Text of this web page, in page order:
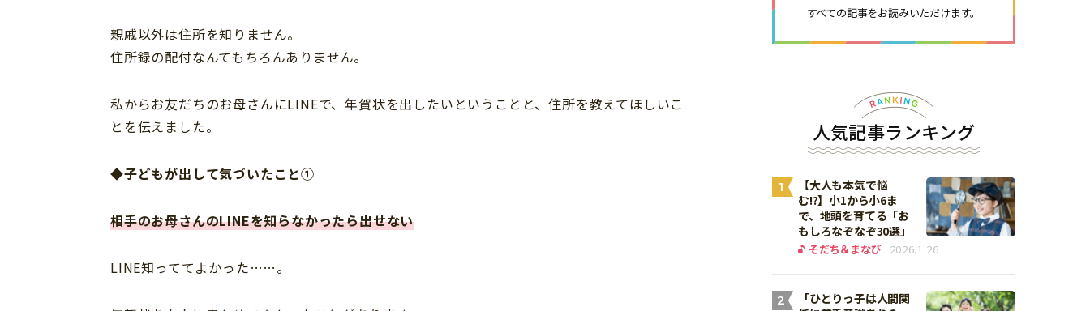
親戚以外は住所を知りません。
住所録の配付なんてもちろんありません。
私からお友だちのお母さんにLINEで、年賀状を出したいということと、住所を教えてほしいこ
とを伝えました。
◆子どもが出して気づいたこと①
相手のお母さんのLINEを知らなかったら出せない
LINE知っててよかった……。
すべての記事をお読みいただけます。
人気記事ランキング
1
【大人も本気で悩
む!?】小1から小6ま
で、地頭を育てる「お
もしろなぞなぞ30選」
そだち＆まなび 2026.1.26
2
「ひとりっ子は人間関